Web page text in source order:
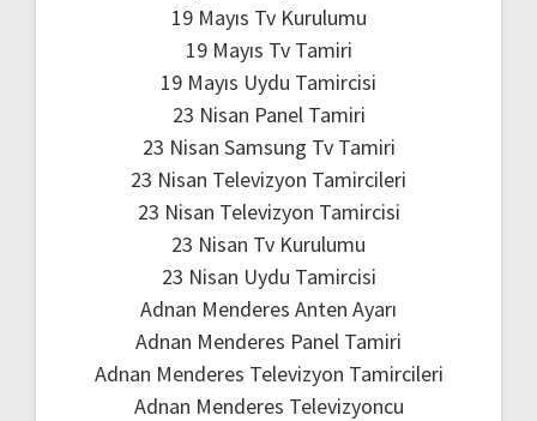
19 Mayıs Tv Kurulumu
19 Mayıs Tv Tamiri
19 Mayıs Uydu Tamircisi
23 Nisan Panel Tamiri
23 Nisan Samsung Tv Tamiri
23 Nisan Televizyon Tamircileri
23 Nisan Televizyon Tamircisi
23 Nisan Tv Kurulumu
23 Nisan Uydu Tamircisi
Adnan Menderes Anten Ayarı
Adnan Menderes Panel Tamiri
Adnan Menderes Televizyon Tamircileri
Adnan Menderes Televizyoncu